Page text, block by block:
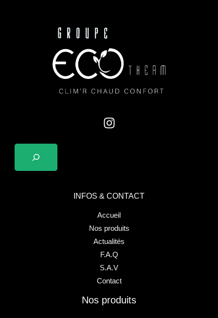
INFOS & CONTACT
Accueil
Nos produits
Actualités
F.A.Q
S.A.V
Contact
Nos produits